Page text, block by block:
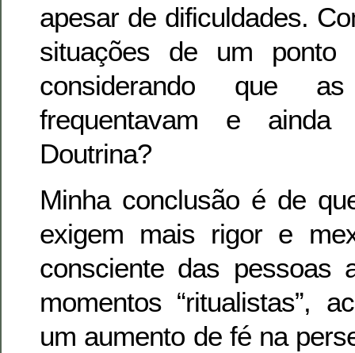
apesar de dificuldades.
situações de um ponto
considerando que
frequentavam e ainda
Doutrina?
Minha conclusão é de
exigem mais rigor e
consciente das pessoas
momentos “ritualistas”,
um aumento de fé na